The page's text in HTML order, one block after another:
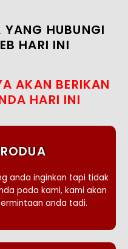
HUBUNGI
HARI INI
AKAN BERIKAN
HARI INI
anda inginkan tapi tidak
pada kami, kami akan
anda tadi.